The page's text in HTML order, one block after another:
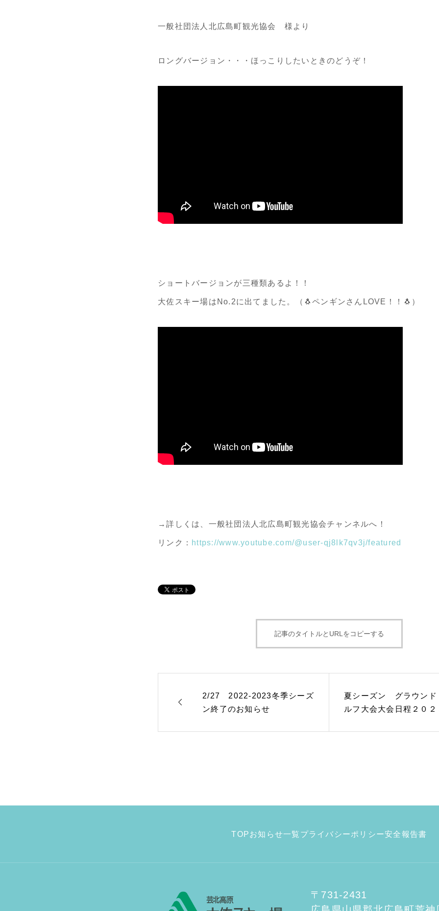
一般社団法人北広島町観光協会 様より
ロングバージョン・・・ほっこりしたいときのどうぞ！
ショートバージョンが三種類あるよ！！
大佐スキー場はNo.2に出てました。（🐧ペンギンさんLOVE！！🐧）
→詳しくは、一般社団法人北広島町観光協会チャンネルへ！
リンク： https://www.youtube.com/@user-qj8lk7qv3j/featured
記事のタイトルとURLをコピーする

2/27 2022-2023冬季シーズ
ン終了のお知らせ
夏シーズン グラウンド
ルフ大会大会日程２０２
TOPお知らせ一覧 プライバシーポリシー安全報告書
〒731-2431